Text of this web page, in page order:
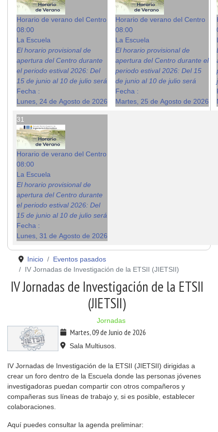
Horario de verano del Centro
08:00
La Escuela
El horario provisional de
apertura del Centro durante
el periodo estival 2026: Del
15 de junio al 10 de julio será
Fecha :
Lunes, 24 de Agosto de 2026
Horario de verano del Centro
08:00
La Escuela
El horario provisional de
apertura del Centro durante el
periodo estival 2026: Del 15
de junio al 10 de julio será
Fecha :
Martes, 25 de Agosto de 2026
31
Horario de verano del Centro
08:00
La Escuela
El horario provisional de
apertura del Centro durante
el periodo estival 2026: Del
15 de junio al 10 de julio será
Fecha :
Lunes, 31 de Agosto de 2026
Inicio
Eventos pasados
IV Jornadas de Investigación de la ETSII (JIETSII)
IV Jornadas de Investigación de la ETSII
(JIETSII)
Jornadas
Martes, 09 de Junio de 2026
Sala Multiusos.
IV Jornadas de Investigación de la ETSII (JIETSII) dirigidas a
crear un foro dentro de la Escuela donde las personas jóvenes
investigadoras puedan compartir con otros compañeros y
compañeras sus líneas de trabajo y, si es posible, establecer
colaboraciones.
Aquí puedes consultar la agenda preliminar: